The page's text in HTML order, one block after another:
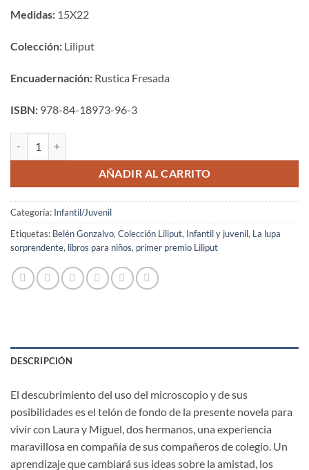
Medidas: 15X22
Colección: Liliput
Encuadernación: Rustica Fresada
ISBN: 978-84-18973-96-3
AÑADIR AL CARRITO
Categoría: Infantil/Juvenil
Etiquetas: Belén Gonzalvo,Colección Liliput, Infantil y juvenil, La lupa
sorprendente, libros para niños, primer premio Liliput
DESCRIPCIÓN
El descubrimiento del uso del microscopio y de sus
posibilidades es el telón de fondo de la presente novela para
vivir con Laura y Miguel, dos hermanos, una experiencia
maravillosa en compañía de sus compañeros de colegio. Un
aprendizaje que cambiará sus ideas sobre la amistad, los